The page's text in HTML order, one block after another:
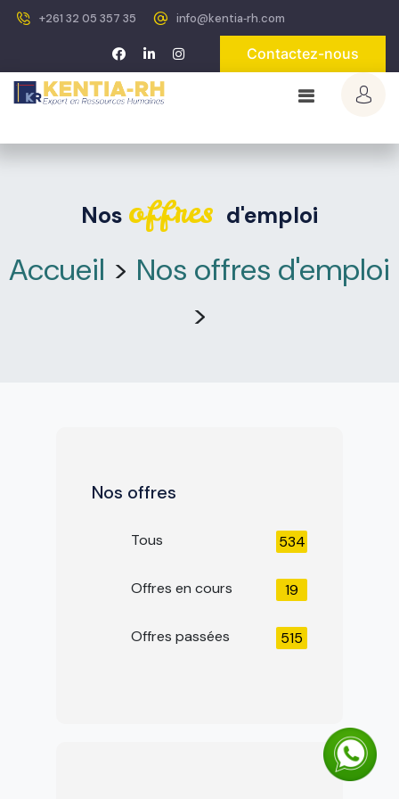
+261 32 05 357 35 info@kentia‐rh.com
Contactez-nous
Nos offres d'emploi
Accueil > Nos offres d'emploi
>
Nos offres
Tous 534
Offres en cours 19
Offres passées 515